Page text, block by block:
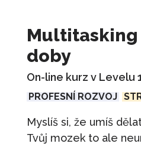
Multitasking
doby
On-line kurz v Levelu
PROFESNÍ ROZVOJ
Myslíš si, že umíš
Tvůj mozek to ale
Kč
Dárkový
Nakopni se!